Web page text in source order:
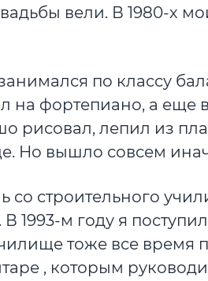
вели. В 1980-х
по классу
на фортепиано, а еще
рисовал, лепил из
Но вышло совсем
со строительного
1993-м году я
тоже все время
, которым